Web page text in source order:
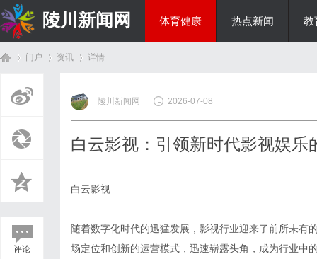
陵川新闻网 体育健康 热点新闻 教
门户 资讯
›
详情
评论
陵川新闻网 2026-07-08
白云影视：引领新时代影视娱乐
白云影视
随着数字化时代的迅猛发展，影视行业迎来了前所未有
场定位和创新的运营模式，迅速崭露头角，成为行业中